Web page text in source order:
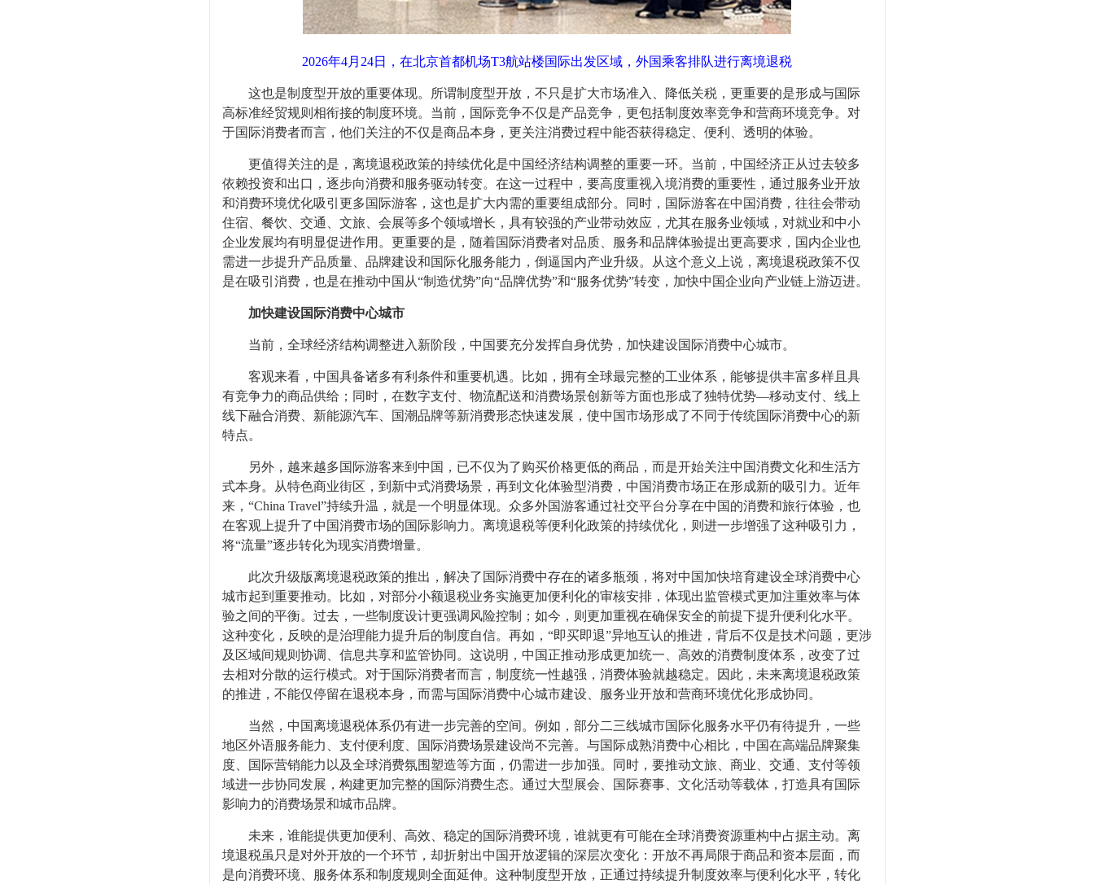
2026年4月24日，在北京首都机场T3航站楼国际出发区域，外国乘客排队进行离境退税
这也是制度型开放的重要体现。所谓制度型开放，不只是扩大市场准入、降低关税，更重要的是形成与国际
高标准经贸规则相衔接的制度环境。当前，国际竞争不仅是产品竞争，更包括制度效率竞争和营商环境竞争。对
于国际消费者而言，他们关注的不仅是商品本身，更关注消费过程中能否获得稳定、便利、透明的体验。
更值得关注的是，离境退税政策的持续优化是中国经济结构调整的重要一环。当前，中国经济正从过去较多
依赖投资和出口，逐步向消费和服务驱动转变。在这一过程中，要高度重视入境消费的重要性，通过服务业开放
和消费环境优化吸引更多国际游客，这也是扩大内需的重要组成部分。同时，国际游客在中国消费，往往会带动
住宿、餐饮、交通、文旅、会展等多个领域增长，具有较强的产业带动效应，尤其在服务业领域，对就业和中小
企业发展均有明显促进作用。更重要的是，随着国际消费者对品质、服务和品牌体验提出更高要求，国内企业也
需进一步提升产品质量、品牌建设和国际化服务能力，倒逼国内产业升级。从这个意义上说，离境退税政策不仅
是在吸引消费，也是在推动中国从“制造优势”向“品牌优势”和“服务优势”转变，加快中国企业向产业链上游迈进。
加快建设国际消费中心城市
当前，全球经济结构调整进入新阶段，中国要充分发挥自身优势，加快建设国际消费中心城市。
客观来看，中国具备诸多有利条件和重要机遇。比如，拥有全球最完整的工业体系，能够提供丰富多样且具
有竞争力的商品供给；同时，在数字支付、物流配送和消费场景创新等方面也形成了独特优势—移动支付、线上
线下融合消费、新能源汽车、国潮品牌等新消费形态快速发展，使中国市场形成了不同于传统国际消费中心的新
特点。
另外，越来越多国际游客来到中国，已不仅为了购买价格更低的商品，而是开始关注中国消费文化和生活方
式本身。从特色商业街区，到新中式消费场景，再到文化体验型消费，中国消费市场正在形成新的吸引力。近年
来，“China Travel”持续升温，就是一个明显体现。众多外国游客通过社交平台分享在中国的消费和旅行体验，也
在客观上提升了中国消费市场的国际影响力。离境退税等便利化政策的持续优化，则进一步增强了这种吸引力，
将“流量”逐步转化为现实消费增量。
此次升级版离境退税政策的推出，解决了国际消费中存在的诸多瓶颈，将对中国加快培育建设全球消费中心
城市起到重要推动。比如，对部分小额退税业务实施更加便利化的审核安排，体现出监管模式更加注重效率与体
验之间的平衡。过去，一些制度设计更强调风险控制；如今，则更加重视在确保安全的前提下提升便利化水平。
这种变化，反映的是治理能力提升后的制度自信。再如，“即买即退”异地互认的推进，背后不仅是技术问题，更涉
及区域间规则协调、信息共享和监管协同。这说明，中国正推动形成更加统一、高效的消费制度体系，改变了过
去相对分散的运行模式。对于国际消费者而言，制度统一性越强，消费体验就越稳定。因此，未来离境退税政策
的推进，不能仅停留在退税本身，而需与国际消费中心城市建设、服务业开放和营商环境优化形成协同。
当然，中国离境退税体系仍有进一步完善的空间。例如，部分二三线城市国际化服务水平仍有待提升，一些
地区外语服务能力、支付便利度、国际消费场景建设尚不完善。与国际成熟消费中心相比，中国在高端品牌聚集
度、国际营销能力以及全球消费氛围塑造等方面，仍需进一步加强。同时，要推动文旅、商业、交通、支付等领
域进一步协同发展，构建更加完整的国际消费生态。通过大型展会、国际赛事、文化活动等载体，打造具有国际
影响力的消费场景和城市品牌。
未来，谁能提供更加便利、高效、稳定的国际消费环境，谁就更有可能在全球消费资源重构中占据主动。离
境退税虽只是对外开放的一个环节，却折射出中国开放逻辑的深层次变化：开放不再局限于商品和资本层面，而
是向消费环境、服务体系和制度规则全面延伸。这种制度型开放，正通过持续提升制度效率与便利化水平，转化